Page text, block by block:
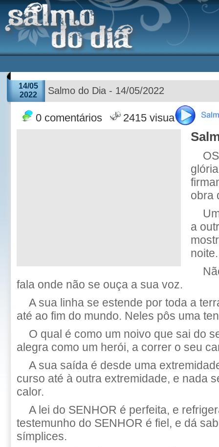
14/05
2022
Salmo do Dia - 14/05/2022
0 comentários 2415 visualizações
obra
a
noite.
fala onde não se ouça a sua voz.
A sua linha se estende por toda a
até ao fim do mundo. Neles pôs uma
O qual é como um noivo que sai do
alegra como um herói, a correr o seu
A sua saída é desde uma
curso até à outra extremidade, e nada
calor.
A lei do SENHOR é perfeita, e
testemunho do SENHOR é fiel, e dá
símplices.